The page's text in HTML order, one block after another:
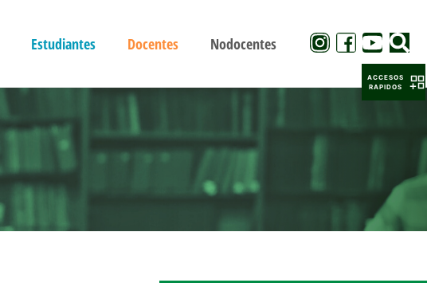
Estudiantes Docentes Nodocentes
ACCESOS
RAPIDOS